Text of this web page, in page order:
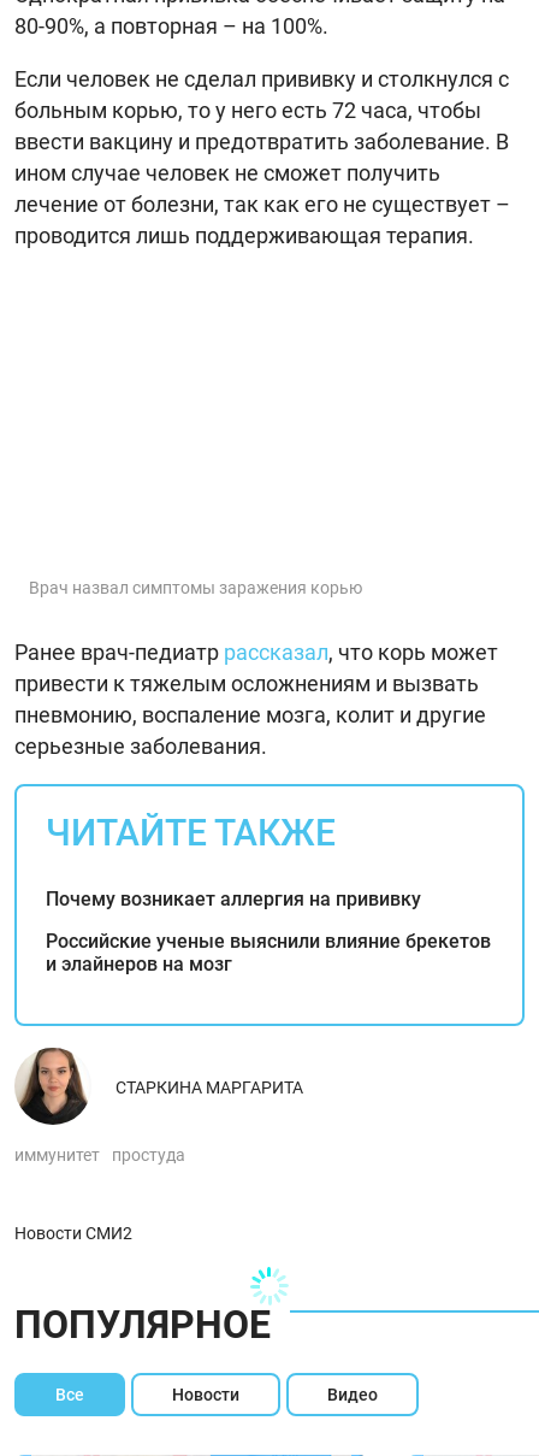
80-90%, а повторная – на 100%.
Если человек не сделал прививку и столкнулся с
больным корью, то у него есть 72 часа, чтобы
ввести вакцину и предотвратить заболевание. В
ином случае человек не сможет получить
лечение от болезни, так как его не существует –
проводится лишь поддерживающая терапия.
Врач назвал симптомы заражения корью
Ранее врач-педиатр рассказал, что корь может
привести к тяжелым осложнениям и вызвать
пневмонию, воспаление мозга, колит и другие
серьезные заболевания.
ЧИТАЙТЕ ТАКЖЕ
Почему возникает аллергия на прививку
Российские ученые выяснили влияние брекетов
и элайнеров на мозг
СТАРКИНА МАРГАРИТА
иммунитет простуда
Новости СМИ2
ПОПУЛЯРНОЕ
Все Новости Видео